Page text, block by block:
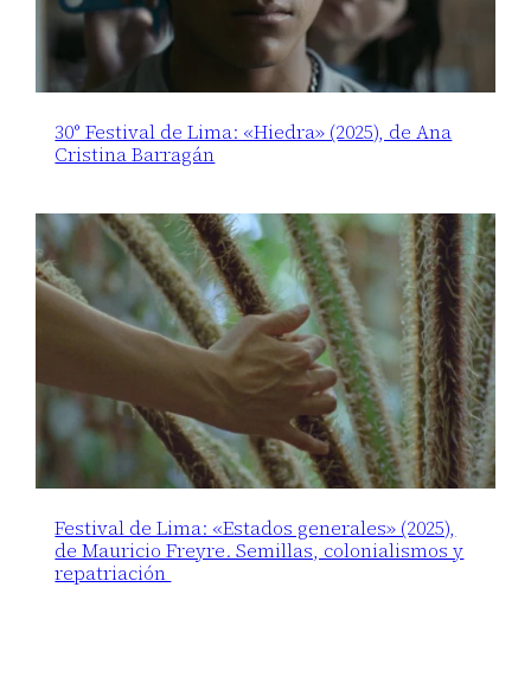
30° Festival de Lima: «Hiedra» (2025), de Ana
Cristina Barragán
Festival de Lima: «Estados generales» (2025),
de Mauricio Freyre. Semillas, colonialismos y
repatriación